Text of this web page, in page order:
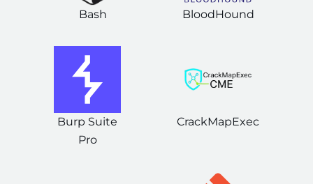
Bash BloodHound
Burp Suite
Pro
CrackMapExec